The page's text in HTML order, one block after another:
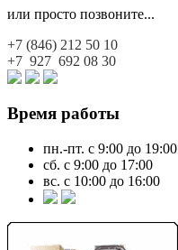
или просто позвоните...
+7 (846) 212 50 10
+7 927 692 08 30
Время работы
пн.-пт. с 9:00 до 19:00
сб. с 9:00 до 17:00
вс. с 10:00 до 16:00